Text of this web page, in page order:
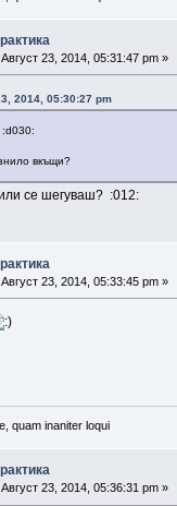
Август 23, 2014, 05:31:47 pm »
2014, 05:30:27 pm
вкъщи?
се шегуваш? :012:
Август 23, 2014, 05:33:45 pm »
quam inaniter loqui
Август 23, 2014, 05:36:31 pm »